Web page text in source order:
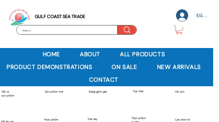
GULF COAST SEA TRADE Đăng
HOME ABOUT
ALL PRODUCTS
PRODUCT DEMONSTRATIONS
ON SALE
NEW ARRIVALS
CONTACT
Tất cả
sản phẩm
Sản phẩm mới Đang giảm giá Tạp hóa Hải sản
Thực phẩm
Trái cây
Thực phẩm
Lựa chọn từ